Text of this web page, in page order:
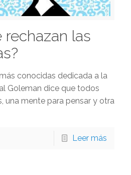
rechazan las
conocidas dedicada a la
Goleman dice que todos
una mente para pensar y otra
Leer más